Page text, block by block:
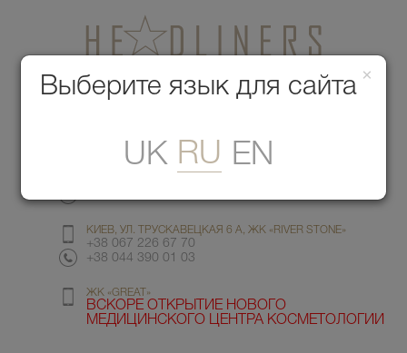
КИЕВ, УЛ. ГМЫРИ 6
КИЕВ, УЛ. ТРУСКАВЕЦКАЯ 6 А, ЖК «RIVER STONE»
+38 067 226 67 70
+38 044 390 01 03
ЖК «GREAT»
ВСКОРЕ ОТКРЫТИЕ НОВОГО
МЕДИЦИНСКОГО ЦЕНТРА КОСМЕТОЛОГИИ
×
Выберите язык для сайта
UK RU EN